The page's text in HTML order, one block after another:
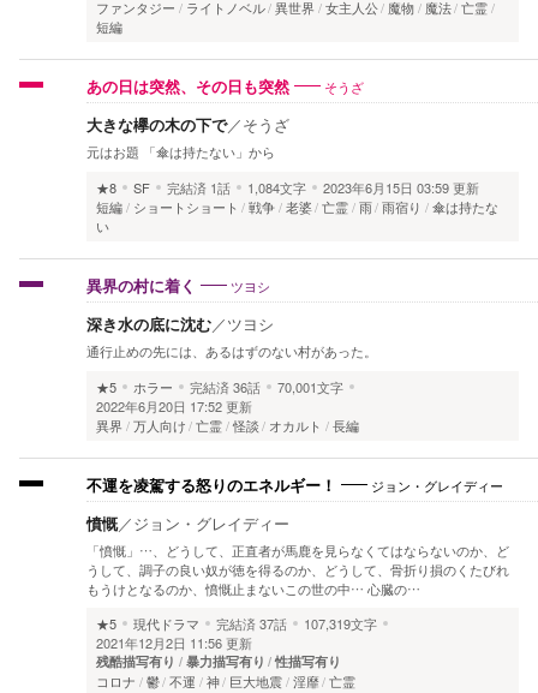
ファンタジー ライトノベル 異世界 女主人公 魔物 魔法 亡霊
短編
あの日は突然、その日も突然 そうざ
大きな欅の木の下で／そうざ
元はお題 「傘は持たない」から
★8
SF 完結済 1話 1,084文字
2023年6月15日 03:59 更新
短編
ショートショート 戦争 老婆 亡霊 雨 雨宿り
傘は持たな
い
異界の村に着く ツヨシ
深き水の底に沈む／ツヨシ
通行止めの先には、あるはずのない村があった。
★5
ホラー 完結済36話
70,001文字
2022年6月20日 17:52 更新
異界
万人向け 亡霊 怪談 オカルト 長編
不運を凌駕する怒りのエネルギー！ ジョン・グレイディー
憤慨／ジョン・グレイディー
「憤慨」…、どうして、正直者が馬鹿を見らなくてはならないのか、ど
うして、調子の良い奴が徳を得るのか、どうして、骨折り損のくたびれ
もうけとなるのか、憤慨止まないこの世の中… 心臓の…
★5
現代ドラマ 完結済37話
107,319文字
2021年12月2日 11:56 更新
残酷描写有り 暴力描写有り 性描写有り
コロナ 鬱 不運 神 巨大地震 淫靡 亡霊